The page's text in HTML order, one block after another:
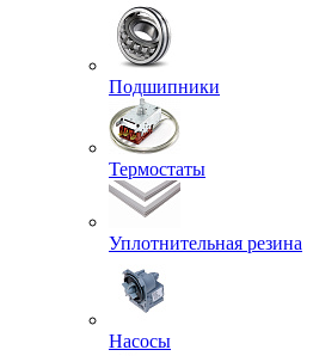
Подшипники
Термостаты
Уплотнительная резина
Насосы